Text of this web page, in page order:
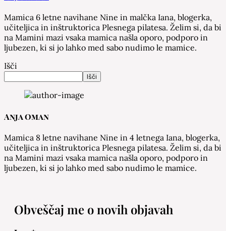
Mamica 6 letne navihane Nine in malčka Iana, blogerka,
učiteljica in inštruktorica Plesnega pilatesa. Želim si, da bi
na Mamini mazi vsaka mamica našla oporo, podporo in
ljubezen, ki si jo lahko med sabo nudimo le mamice.
Išči
Išči
Anja Oman
Mamica 8 letne navihane Nine in 4 letnega Iana, blogerka,
učiteljica in inštruktorica Plesnega pilatesa. Želim si, da bi
na Mamini mazi vsaka mamica našla oporo, podporo in
ljubezen, ki si jo lahko med sabo nudimo le mamice.
Obveščaj me o novih objavah